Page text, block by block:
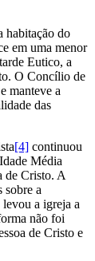
habitação do
em uma menor
Eutico, a
O Concílio de
manteve a
das
[4] continuou
Média
de Cristo. A
sobre a
a igreja a
não foi
de Cristo e